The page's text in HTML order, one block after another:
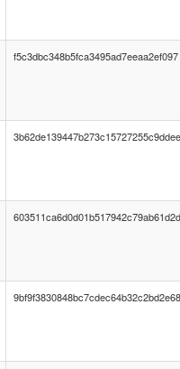
f5c3dbc348b5fca3495ad7eeaa2ef097
9bf9f3830848bc7cdec64b32c2bd2e68